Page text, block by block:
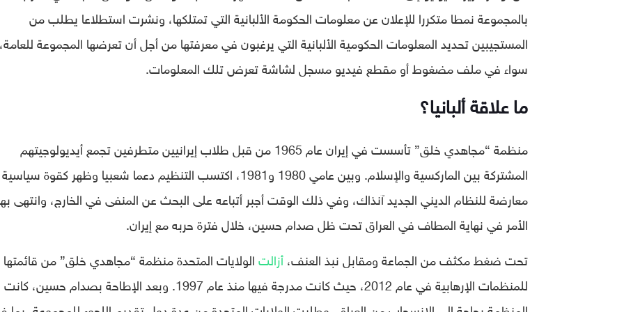
بالمجموعة نمطا متكررا للإعلان عن معلومات الحكومة الألبانية التي تمتلكها، ونشرت استطلاعا يطلب من
المستجيبين تحديد المعلومات الحكومية الألبانية التي يرغبون في معرفتها من أجل أن تعرضها المجموعة للعامة،
سواء في ملف مضغوط أو مقطع فيديو مسجل لشاشة تعرض تلك المعلومات.
ما علاقة ألبانيا؟
منظمة “مجاهدي خلق” تأسست في إيران عام 1965 من قبل طلاب إيرانيين متطرفين تجمع أيديولوجيتهم
المشتركة بين الماركسية والإسلام. وبين عامي 1980 و1981، اكتسب التنظيم دعما شعبيا وظهر كقوة سياسية
معارضة للنظام الديني الجديد آنذاك، وفي ذلك الوقت أجبر أتباعه على البحث عن المنفى في الخارج، وانتهى
الأمر في نهاية المطاف في العراق تحت ظل صدام حسين، خلال فترة حربه مع إيران.
تحت ضغط مكثف من الجماعة ومقابل نبذ العنف،أزالتالولايات المتحدة منظمة “مجاهدي خلق” من قائمتها
للمنظمات الإرهابية في عام 2012، حيث كانت مدرجة فيها منذ عام 1997. وبعد الإطاحة بصدام حسين، كانت